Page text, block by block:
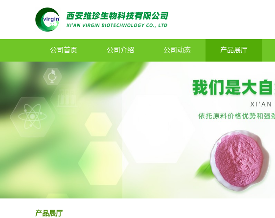
公司首页 公司介绍 公司动态 产品展厅
产品展厅